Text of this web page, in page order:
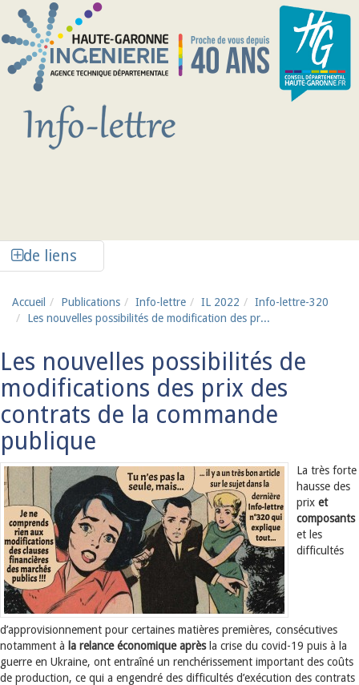
Aller au contenu principal
de liens
Accueil Publications Info-lettre IL 2022
Info-lettre-320
Les nouvelles possibilités de modification des pr...
Les nouvelles possibilités de
modifications des prix des
contrats de la commande
publique
La très forte
hausse des
prix et
composants
et les
difficultés
d’approvisionnement pour certaines matières premières, consécutives
notamment à la relance économique aprèsla crise du covid-19 puis à la
guerre en Ukraine, ont entraîné un renchérissement important des coûts
de production, ce qui a engendré des difficultés d’exécution des contrats